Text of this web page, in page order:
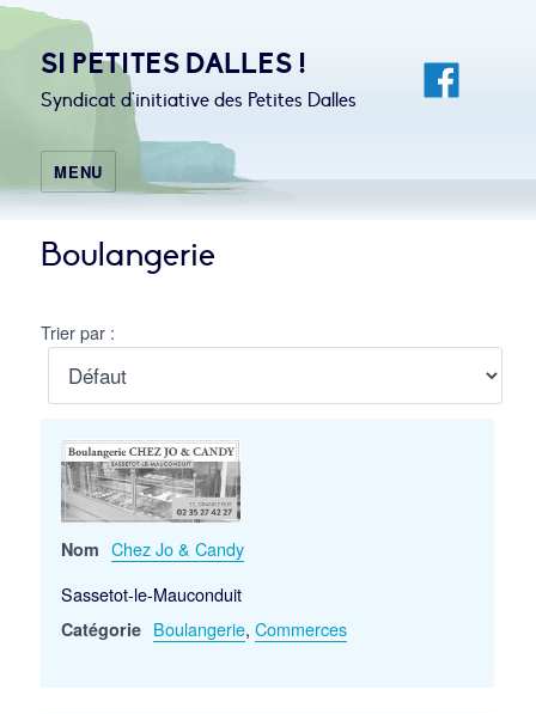
SI PETITES DALLES !
Syndicat d'initiative des Petites Dalles
MENU
Boulangerie
Trier par :
Nom Chez Jo & Candy
Sassetot-le-Mauconduit
Catégorie Boulangerie,Commerces